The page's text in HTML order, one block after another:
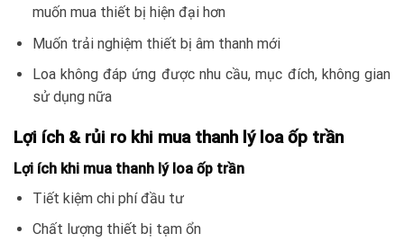
muốn mua thiết bị hiện đại hơn
Muốn trải nghiệm thiết bị âm thanh mới
Loa không đáp ứng được nhu cầu, mục đích, không gian
sử dụng nữa
Lợi ích & rủi ro khi mua thanh lý loa ốp trần
Lợi ích khi mua thanh lý loa ốp trần
Tiết kiệm chi phí đầu tư
Chất lượng thiết bị tạm ổn